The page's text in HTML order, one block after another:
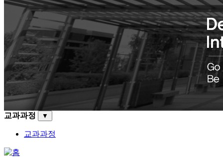
교과과정 ▼
교과과정